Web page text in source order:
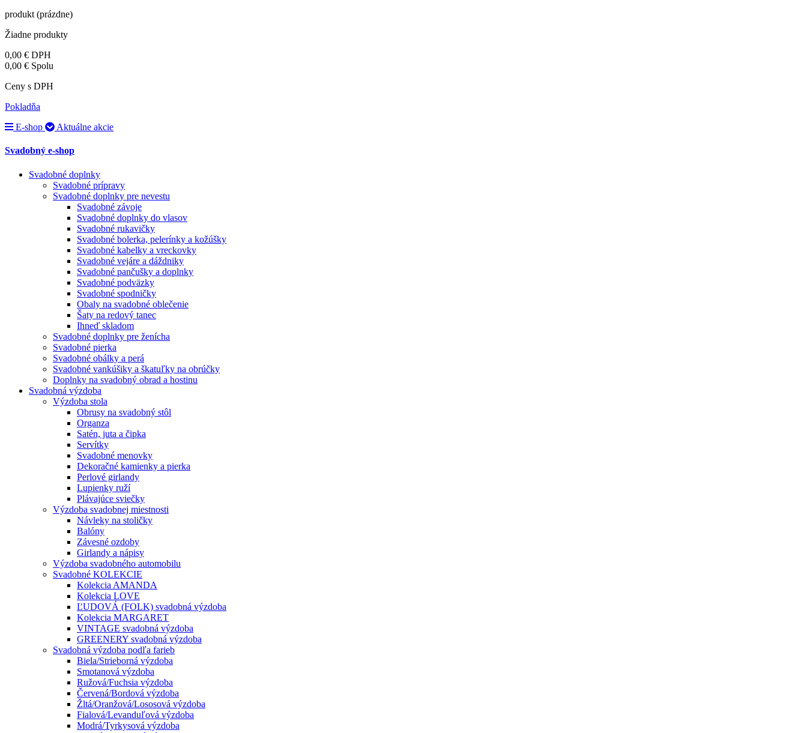
produkt (prázdne)
Žiadne produkty
0,00 € DPH
0,00 € Spolu
Ceny s DPH
Pokladňa
E-shop
Aktuálne akcie
Svadobný e-shop
Svadobné doplnky
Svadobné prípravy
Svadobné doplnky pre nevestu
Svadobné závoje
Svadobné doplnky do vlasov
Svadobné rukavičky
Svadobné bolerka, pelerínky a kožúšky
Svadobné kabelky a vreckovky
Svadobné vejáre a dáždniky
Svadobné pančušky a doplnky
Svadobné podväzky
Svadobné spodničky
Obaly na svadobné oblečenie
Šaty na redový tanec
Ihneď skladom
Svadobné doplnky pre ženícha
Svadobné pierka
Svadobné obálky a perá
Svadobné vankúšiky a škatuľky na obrúčky
Doplnky na svadobný obrad a hostinu
Svadobná výzdoba
Výzdoba stola
Obrusy na svadobný stôl
Organza
Satén, juta a čipka
Servítky
Svadobné menovky
Dekoračné kamienky a pierka
Perlové girlandy
Lupienky ruží
Plávajúce sviečky
Výzdoba svadobnej miestnosti
Návleky na stoličky
Balóny
Závesné ozdoby
Girlandy a nápisy
Výzdoba svadobného automobilu
Svadobné KOLEKCIE
Kolekcia AMANDA
Kolekcia LOVE
ĽUDOVÁ (FOLK) svadobná výzdoba
Kolekcia MARGARET
VINTAGE svadobná výzdoba
GREENERY svadobná výzdoba
Svadobná výzdoba podľa farieb
Biela/Strieborná výzdoba
Smotanová výzdoba
Ružová/Fuchsia výzdoba
Červená/Bordová výzdoba
Žltá/Oranžová/Lososová výzdoba
Fialová/Levanduľová výzdoba
Modrá/Tyrkysová výzdoba